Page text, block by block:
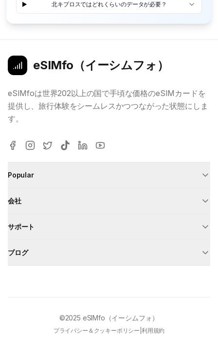
北キプロスではどれくらいのデータが必要？
eSIMfo（イーシムフォ）
eSIMfoは世界202以上の国で手頃な価格のeSIMカードを
提供し、旅行体験をシームレスかつつながった状態にしま
す。
Popular
会社
サポート
ブログ
©2025 eSIMfo（イーシムフォ）
プライバシー＆クッキーポリシー 利用規約